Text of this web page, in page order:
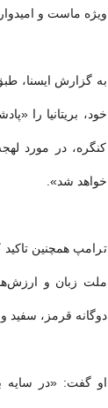
ویژه ماست و
به گزارش ایسنا،
خود، بریتانیا را
کنگره، در مورد
خواهد شد».
ترامپ همچنین تاکید
ملت زبان و
دوگانه قرمز، سفید
او گفت: «در سایه